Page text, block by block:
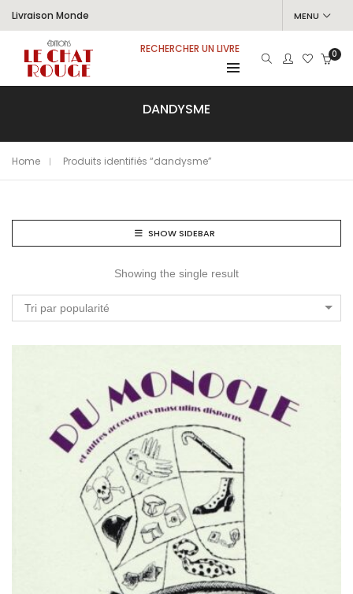
Livraison Monde MENU
RECHERCHER UN LIVRE 0
DANDYSME
Home Produits identifiés “dandysme”
SHOW SIDEBAR
Showing the single result
Tri par popularité